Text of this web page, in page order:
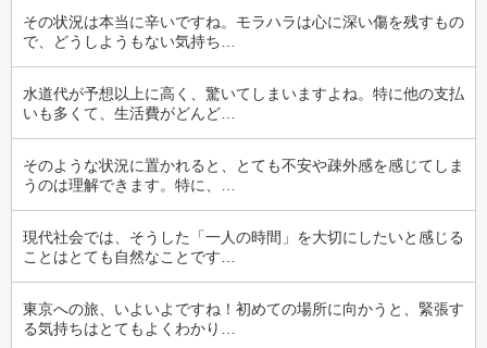
その状況は本当に辛いですね。モラハラは心に深い傷を残すもの
で、どうしようもない気持ち…
水道代が予想以上に高く、驚いてしまいますよね。特に他の支払
いも多くて、生活費がどんど…
そのような状況に置かれると、とても不安や疎外感を感じてしま
うのは理解できます。特に、…
現代社会では、そうした「一人の時間」を大切にしたいと感じる
ことはとても自然なことです…
東京への旅、いよいよですね！初めての場所に向かうと、緊張す
る気持ちはとてもよくわかり…